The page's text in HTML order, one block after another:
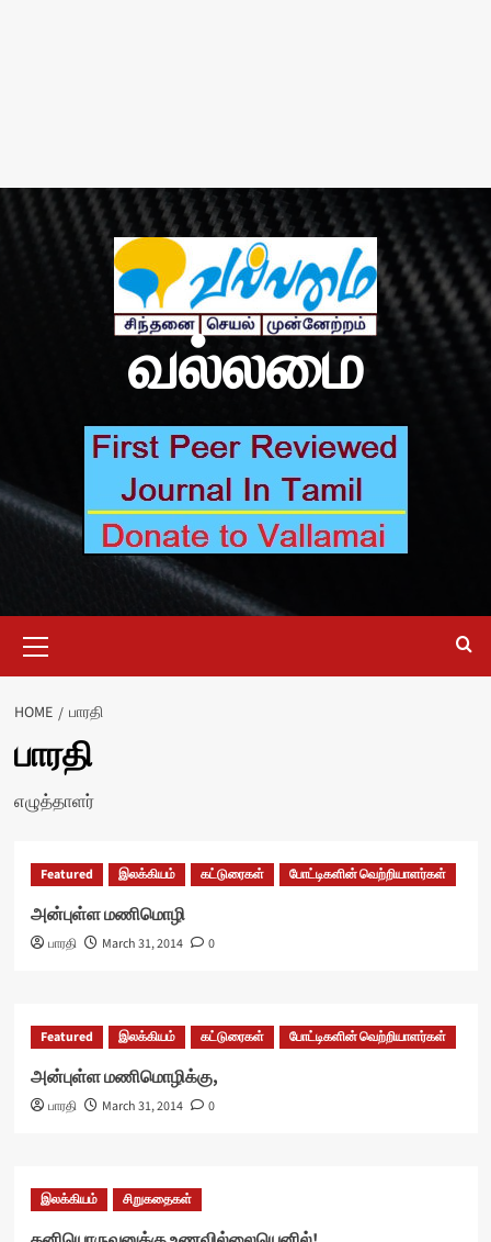
வல்லமை
Menu
HOME பாரதி
பாரதி
எழுத்தாளர்
Featured இலக்கியம் கட்டுரைகள் போட்டிகளின் வெற்றியாளர்கள்
அன்புள்ள மணிமொழி
பாரதி March 31, 2014 0
Featured இலக்கியம் கட்டுரைகள் போட்டிகளின் வெற்றியாளர்கள்
அன்புள்ள மணிமொழிக்கு,
பாரதி March 31, 2014 0
இலக்கியம் சிறுகதைகள்